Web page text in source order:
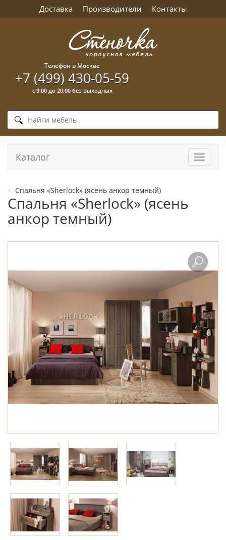
Доставка Производители Контакты
Телефон в Москве
+7 (499) 430-05-59
с 9:00 до 20:00 без выходных
Каталог
Спальня «Sherlock» (ясень анкор темный)
Спальня «Sherlock» (ясень
анкор темный)